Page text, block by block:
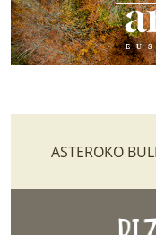
ASTEROKO